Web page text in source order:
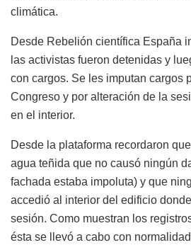
climática.
Desde Rebelión científica España
las activistas fueron detenidas y
con cargos. Se les imputan cargos
Congreso y por alteración de la
en el interior.
Desde la plataforma recordaron
agua teñida que no causó ningún
fachada estaba impoluta) y que
accedió al interior del edificio
sesión. Como muestran los
ésta se llevó a cabo con